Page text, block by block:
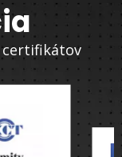
certifikátov